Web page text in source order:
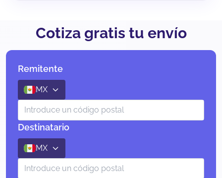
Cotiza gratis tu envío
Remitente
MX
Destinatario
MX